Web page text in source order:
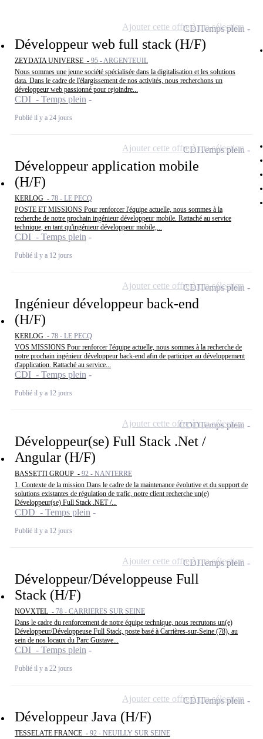
Développeur web full stack (H/F)
ZEYDATA UNIVERSE - 95 - ARGENTEUIL
Nous sommes une jeune société spécialisée dans la digitalisation et les solutions
data. Dans le cadre de l'élargissement de nos activités, nous recherchons un
développeur web passionné pour rejoindre...
CDI - Temps plein
Publié il y a 24 jours
CDITemps plein
Ajouter cette offre à ma sélection
Développeur application mobile
(H/F)
KERLOG - 78 - LE PECQ
POSTE ET MISSIONS Pour renforcer l'équipe actuelle, nous sommes à la
recherche de notre prochain ingénieur développeur mobile. Rattaché au service
technique, en tant qu'ingénieur développeur mobile,...
CDI - Temps plein
Publié il y a 12 jours
CDITemps plein
Ajouter cette offre à ma sélection
Ingénieur développeur back-end
(H/F)
KERLOG - 78 - LE PECQ
VOS MISSIONS Pour renforcer l'équipe actuelle, nous sommes à la recherche de
notre prochain ingénieur développeur back-end afin de participer au développement
d'application. Rattaché au service...
CDI - Temps plein
Publié il y a 12 jours
CDITemps plein
Ajouter cette offre à ma sélection
Développeur(se) Full Stack .Net /
Angular (H/F)
BASSETTI GROUP - 92 - NANTERRE
1. Contexte de la mission Dans le cadre de la maintenance évolutive et du support de
solutions existantes de régulation de trafic, notre client recherche un(e)
Développeur(se) Full Stack .NET /...
CDD - Temps plein
Publié il y a 12 jours
CDDTemps plein
Ajouter cette offre à ma sélection
Développeur/Développeuse Full
Stack (H/F)
NOVXTEL - 78 - CARRIERES SUR SEINE
Dans le cadre du renforcement de notre équipe technique, nous recrutons un(e)
Développeur/Développeuse Full Stack, poste basé à Carrières-sur-Seine (78), au
sein de nos locaux du Parc Gustave...
CDI - Temps plein
Publié il y a 22 jours
CDITemps plein
Ajouter cette offre à ma sélection
Développeur Java (H/F)
TESSELATE FRANCE - 92 - NEUILLY SUR SEINE
CDITemps plein
Ajouter cette offre à ma sélection